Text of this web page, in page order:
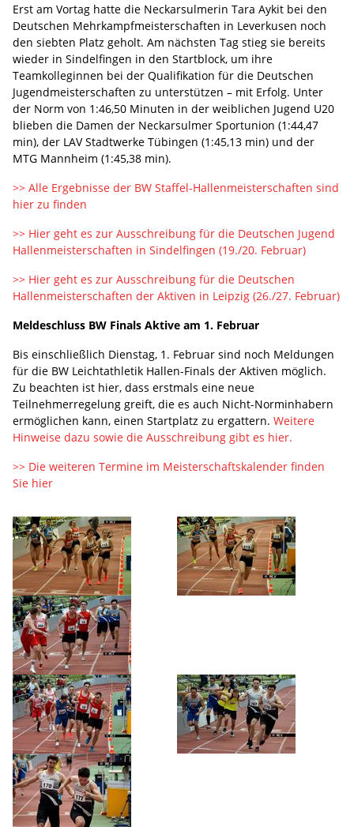
Erst am Vortag hatte die Neckarsulmerin Tara Aykit bei den
Deutschen Mehrkampfmeisterschaften in Leverkusen noch
den siebten Platz geholt. Am nächsten Tag stieg sie bereits
wieder in Sindelfingen in den Startblock, um ihre
Teamkolleginnen bei der Qualifikation für die Deutschen
Jugendmeisterschaften zu unterstützen – mit Erfolg. Unter
der Norm von 1:46,50 Minuten in der weiblichen Jugend U20
blieben die Damen der Neckarsulmer Sportunion (1:44,47
min), der LAV Stadtwerke Tübingen (1:45,13 min) und der
MTG Mannheim (1:45,38 min).
>> Alle Ergebnisse der BW Staffel-Hallenmeisterschaften sind
hier zu finden
>> Hier geht es zur Ausschreibung für die Deutschen Jugend
Hallenmeisterschaften in Sindelfingen (19./20. Februar)
>> Hier geht es zur Ausschreibung für die Deutschen
Hallenmeisterschaften der Aktiven in Leipzig (26./27. Februar)
Meldeschluss BW Finals Aktive am 1. Februar
Bis einschließlich Dienstag, 1. Februar sind noch Meldungen
für die BW Leichtathletik Hallen-Finals der Aktiven möglich.
Zu beachten ist hier, dass erstmals eine neue
Teilnehmerregelung greift, die es auch Nicht-Norminhabern
ermöglichen kann, einen Startplatz zu ergattern. Weitere
Hinweise dazu sowie die Ausschreibung gibt es hier.
>> Die weiteren Termine im Meisterschaftskalender finden
Sie hier